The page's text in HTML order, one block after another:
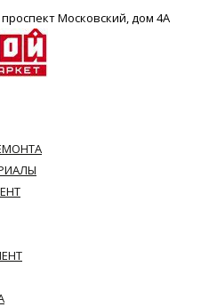
проспект Московский, дом 4А